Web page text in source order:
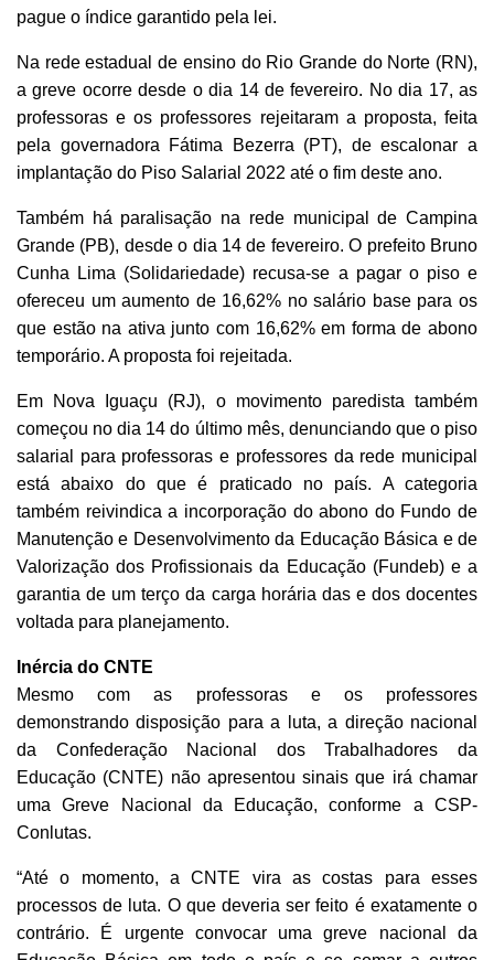
pague o índice garantido pela lei.
Na rede estadual de ensino do Rio Grande do Norte (RN),
a greve ocorre desde o dia 14 de fevereiro. No dia 17, as
professoras e os professores rejeitaram a proposta, feita
pela governadora Fátima Bezerra (PT), de escalonar a
implantação do Piso Salarial 2022 até o fim deste ano.
Também há paralisação na rede municipal de Campina
Grande (PB), desde o dia 14 de fevereiro. O prefeito Bruno
Cunha Lima (Solidariedade) recusa-se a pagar o piso e
ofereceu um aumento de 16,62% no salário base para os
que estão na ativa junto com 16,62% em forma de abono
temporário. A proposta foi rejeitada.
Em Nova Iguaçu (RJ), o movimento paredista também
começou no dia 14 do último mês, denunciando que o piso
salarial para professoras e professores da rede municipal
está abaixo do que é praticado no país. A categoria
também reivindica a incorporação do abono do Fundo de
Manutenção e Desenvolvimento da Educação Básica e de
Valorização dos Profissionais da Educação (Fundeb) e a
garantia de um terço da carga horária das e dos docentes
voltada para planejamento.
Inércia do CNTE
Mesmo com as professoras e os professores
demonstrando disposição para a luta, a direção nacional
da Confederação Nacional dos Trabalhadores da
Educação (CNTE) não apresentou sinais que irá chamar
uma Greve Nacional da Educação, conforme a CSP-
Conlutas.
“Até o momento, a CNTE vira as costas para esses
processos de luta. O que deveria ser feito é exatamente o
contrário. É urgente convocar uma greve nacional da